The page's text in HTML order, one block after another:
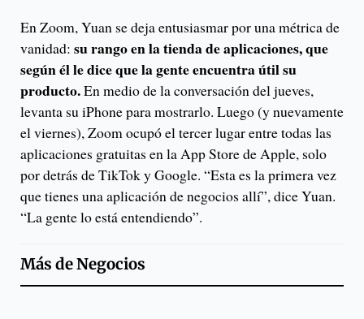
En Zoom, Yuan se deja entusiasmar por una métrica de
vanidad: su rango en la tienda de aplicaciones, que
según él le dice que la gente encuentra útil su
producto.En medio de la conversación del jueves,
levanta su iPhone para mostrarlo. Luego (y nuevamente
el viernes), Zoom ocupó el tercer lugar entre todas las
aplicaciones gratuitas en la App Store de Apple, solo
por detrás de TikTok y Google. “Esta es la primera vez
que tienes una aplicación de negocios allí”, dice Yuan.
“La gente lo está entendiendo”.
Más deNegocios